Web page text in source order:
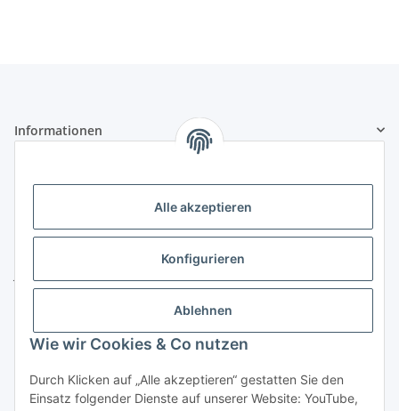
Alle akzeptieren
Konfigurieren
Ablehnen
Wie wir Cookies & Co nutzen
Durch Klicken auf „Alle akzeptieren“ gestatten Sie den
Einsatz folgender Dienste auf unserer Website: YouTube,
Informationen
u. Handels GmbH
E-Mail: info@zeltler.de
Zahlungsoptionen